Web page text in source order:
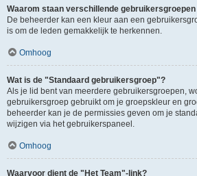
Waarom staan verschillende
De beheerder kan een kleur aan een
is om de leden gemakkelijk te herkennen.
Omhoog
Wat is de "Standaard gebruikersgroep"?
Als je lid bent van meerdere gebruikersgroepen,
gebruikersgroep gebruikt om je groepskleur en
beheerder kan je de permissies geven om je
wijzigen via het gebruikerspaneel.
Omhoog
Waarvoor dient de "Het Team"-link?